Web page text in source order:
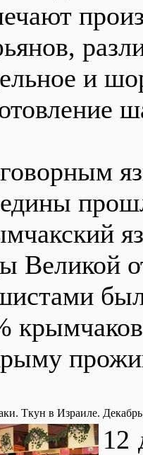
и
Великой
Ткун в Израиле.
12